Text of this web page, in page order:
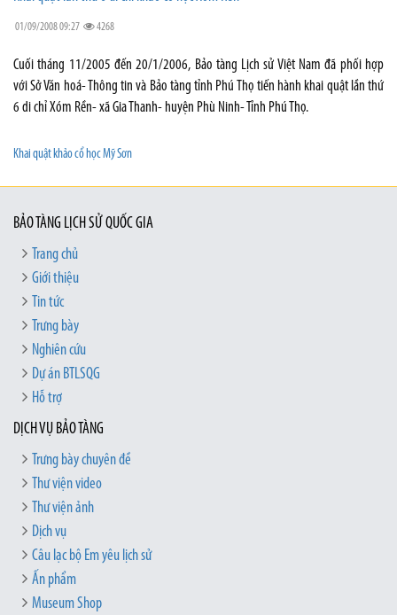
01/09/2008 09:27 4268
Cuối tháng 11/2005 đến 20/1/2006, Bảo tàng Lịch sử Việt Nam đã phối hợp
với Sở Văn hoá- Thông tin và Bảo tàng tỉnh Phú Thọ tiến hành khai quật lần thứ
6 di chỉ Xóm Rền- xã Gia Thanh- huyện Phù Ninh- Tỉnh Phú Thọ.
Khai quật khảo cổ học Mỹ Sơn
BẢO TÀNG LỊCH SỬ QUỐC GIA
Trang chủ
Giới thiệu
Tin tức
Trưng bày
Nghiên cứu
Dự án BTLSQG
Hỗ trợ
DỊCH VỤ BẢO TÀNG
Trưng bày chuyên đề
Thư viện video
Thư viện ảnh
Dịch vụ
Câu lạc bộ Em yêu lịch sử
Ấn phẩm
Museum Shop